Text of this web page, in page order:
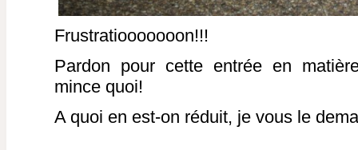
Frustratiooooooon!!!
Pardon pour cette entrée en
mince quoi!
A quoi en est-on réduit, je vous le